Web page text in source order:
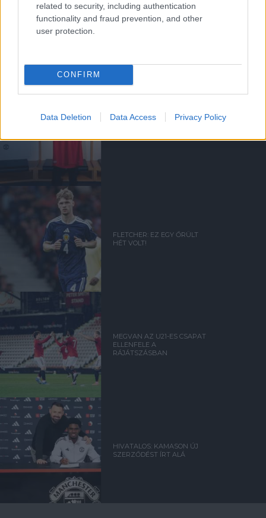
related to security, including authentication
functionality and fraud prevention, and other
user protection.
CONFIRM
Data Deletion Data Access Privacy Policy
Kapcsolódó hírek
TARTALÉK CSAPAT
UNITEDHEZ IGAZOLT
FLETCHER: EZ EGY ŐRÜLT
HÉT VOLT!
MEGVAN AZ U21-ES CSAPAT
ELLENFELE A
RÁJÁTSZÁSBAN
HIVATALOS: KAMASON ÚJ
SZERZŐDÉST ÍRT ALÁ